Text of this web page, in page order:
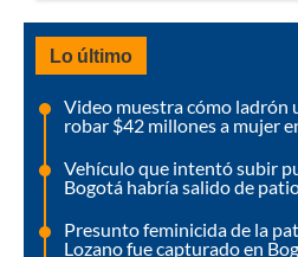
Lo último
Video muestra cómo ladrón
robar $42 millones a mujer
Vehículo que intentó subir
Bogotá habría salido de
Presunto feminicida de la
Lozano fue capturado en